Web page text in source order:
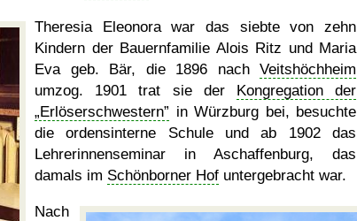
Theresia Eleonora war das siebte von zehn
Kindern der Bauernfamilie Alois Ritz und Maria
Eva geb. Bär, die 1896 nach Veitshöchheim
umzog. 1901 trat sie der Kongregation der
Erlöserschwestern
in Würzburg bei, besuchte
die ordensinterne Schule und ab 1902 das
Lehrerinnenseminar in Aschaffenburg, das
damals im Schönborner Hof untergebracht war.
Nach